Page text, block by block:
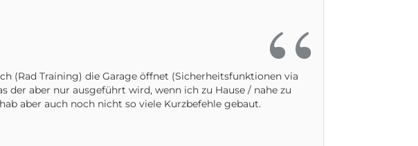
(Rad Training) die Garage öffnet (Sicherheitsfunktionen via
aber nur ausgeführt wird, wenn ich zu Hause / nahe zu
aber auch noch nicht so viele Kurzbefehle gebaut.